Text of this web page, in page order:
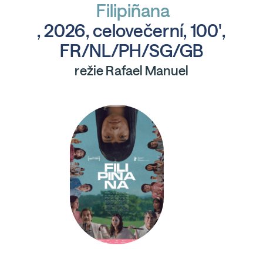
Filipiñana
, 2026, celovečerní, 100',
FR/NL/PH/SG/GB
režie Rafael Manuel